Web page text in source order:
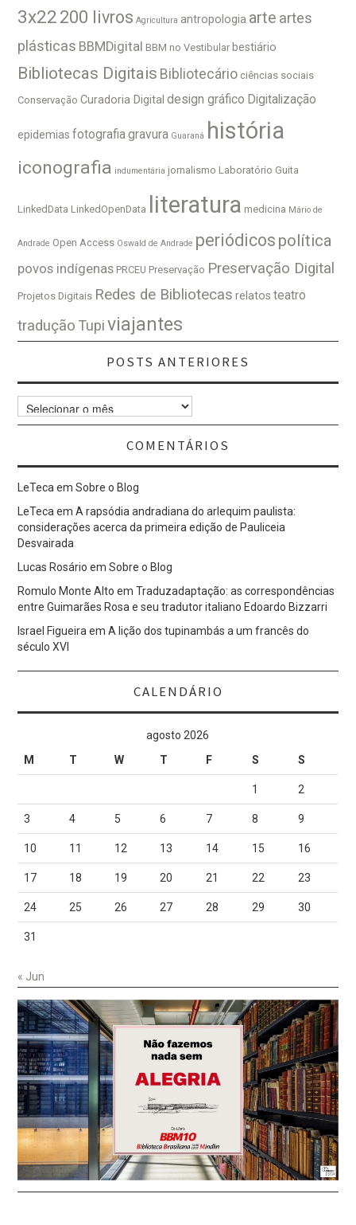
3x22 200 livros Agricultura antropologia arte artes
plásticas BBMDigital BBM no Vestibular bestiário
Bibliotecas Digitais Bibliotecário ciências sociais
Conservação Curadoria Digital design gráfico Digitalização
epidemias fotografiagravura Guaraná história
iconografia indumentária jornalismo Laboratório Guita
LinkedData LinkedOpenData literatura medicina Mário de
Andrade Open Access Oswald de Andrade periódicos política
povos indígenas PRCEU Preservação Preservação Digital
Projetos Digitais Redes de Bibliotecas relatos teatro
tradução Tupi viajantes
POSTS ANTERIORES
Posts
Anteriores
COMENTÁRIOS
LeTeca emSobre o Blog
LeTeca emA rapsódia andradiana do arlequim paulista:
considerações acerca da primeira edição de Pauliceia
Desvairada
Lucas Rosário emSobre o Blog
Romulo Monte Alto emTraduzadaptação: as correspondências
entre Guimarães Rosa e seu tradutor italiano Edoardo Bizzarri
Israel Figueira emA lição dos tupinambás a um francês do
século XVI
CALENDÁRIO
agosto 2026
M
T W T F S S
1 2
3 4 5 6 7 8 9
10 11 12 13 14 15 16
17 18 19 20 21 22 23
24 25 26 27 28 29 30
31
« Jun